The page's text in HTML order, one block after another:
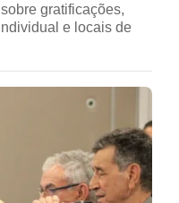
gratificações,
e locais de